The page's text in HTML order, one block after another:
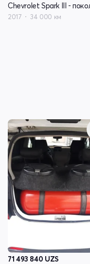
2017 34 000 км
71 493 840 UZS